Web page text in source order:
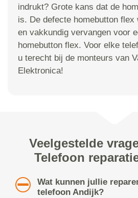
indrukt? Grote kans dat de
is. De defecte homebutton flex
en vakkundig vervangen voor
homebutton flex. Voor elke
u terecht bij de monteurs van
Elektronica!
Veelgestelde
Telefoon
Wat kunnen jullie
telefoon Andijk?